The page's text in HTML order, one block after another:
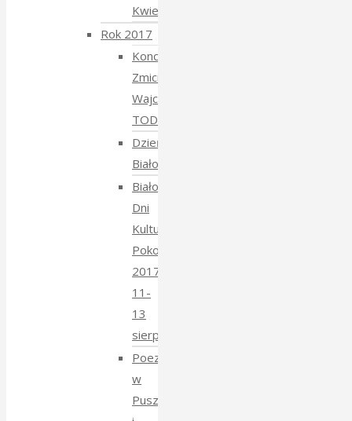
Kwiecień
Rok 2017
Koncert
Zmiciera
Wajciuszkiewicza
TODARA
Dzień
Białoruski
Białowieskie
Dni
Kultury
Pokoju
2017
11-
13
sierpnia
Poezja
w
Puszczy